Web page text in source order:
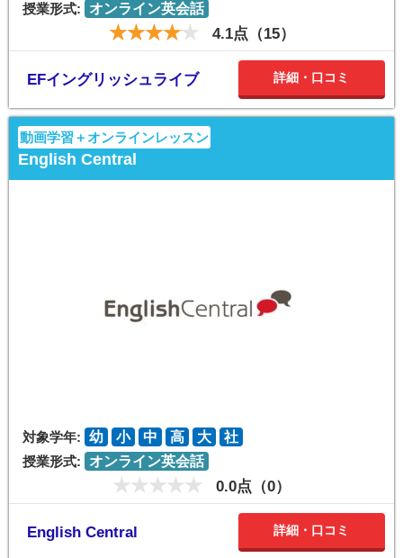
授業形式:
オンライン英会話
4.1点（15）
EFイングリッシュライブ 詳細・口コミ
動画学習＋オンラインレッスン
English Central
対象学年: 幼 小 中 高 大
社
授業形式:
オンライン英会話
0.0点（0）
English Central 詳細・口コミ